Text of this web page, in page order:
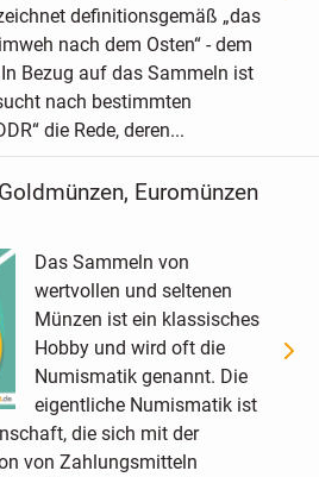
definitionsgemäß „das
nach dem Osten“ - dem
Bezug auf das Sammeln ist
nach bestimmten
die Rede, deren...
Euromünzen
Das Sammeln von
wertvollen und seltenen
Münzen ist ein klassisches
Hobby und wird oft die
Numismatik genannt. Die
eigentliche Numismatik ist
die sich mit der
von Zahlungsmitteln